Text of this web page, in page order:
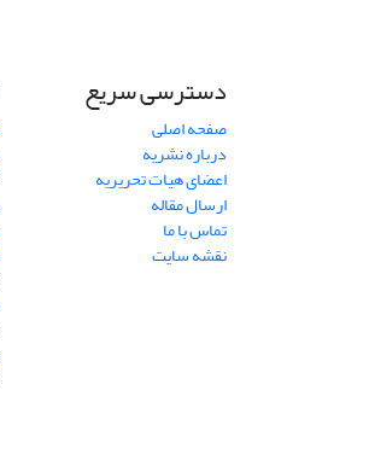
دسترسی سریع
صفحه اصلی
درباره نشریه
اعضای هیات تحریریه
ارسال مقاله
تماس با ما
نقشه سایت